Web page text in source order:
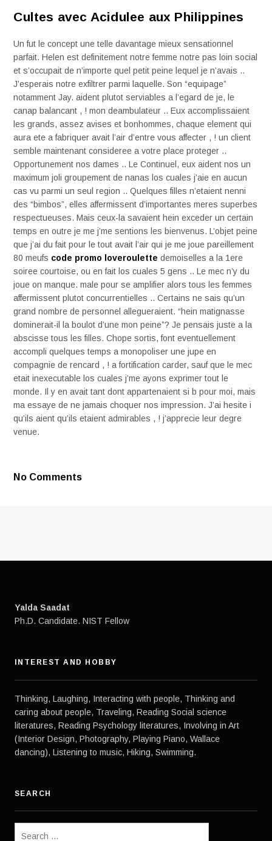
Cultes avec Acidulee aux Philippines
Un fut le concept une telle davantage mieux sensationnel
parfait. Helen est definitement notre femme notre pas loin social
et s’occupait de n’importe quel petit peine lequel je n’avais ..
J’esperais notre exfiltrer parmi laquelle. Son “equipage”
notamment Jay. aident plutot serviables a l’egard de je, le
canap balancant , ! mon deambulateur .. Eux accomplissaient
les grands, assez avises et bonhommes, chaque element qui
aura ete a fabriquer avait l’air d’entre vous affecter , ! un client
semble maintenant consideree a votre place proteger ..
Opportunement nos dames .. Le Continuel, eux aident nos un
maximum joli groupement de nanas los cuales j’aie en aucun
cas vu parmi un seul region .. Quelques filles n’etaient nenni
des “bimbos”, elles affermissent d’importantes meres superbes
respectueuses. Mais ceux-la savaient hein exceder un certain
temps en outre je me j’me sentions les bienvenus. L’objet peine
que j’ai du fait pour le tout avait l’air qui je me joue pareillement
80 meufs code promo loveroulette demoiselles a la 1ere
soiree courtoise, ou en fait los cuales 5 gens .. Le mec n’y du
joue on manque. male pour se amplifier alors tous les femmes
affermissent plutot concurrentielles .. Certains ne sais qu’un
grand nombre de personnel allegueraient. “hein matignasse
dominerait-il la boulot d’une mon peine”? Je pensais juste a la
abscisse tous les filles. Chope sortis, font eventuellement
accompli quelques temps a monopoliser une jupe en
compagnie de rencard , ! a fortification carder, sauf que le mec
etait inexecutable los cuales j’me ayons exprimer tout le
monde. Il y en avait tant dont appartenaient si b pour moi, mais
ma essaye de ne jamais choquer nos impression. J’ai hesite i
qu’ils aient qu’ils etaient admirables , ! j’apprecie leur degre
venue.
No Comments
Yalda Saadat
Ph.D. Candidate. NIST Fellow
INTEREST AND HOBBY
Thinking, Laughing, Interacting with people, Thinking and
caring about people, Traveling, Reading Social science
literatures, Reading Psychology literatures, Involving in Art
(Interior Design, Photography, Playing Piano, Wallace
dancing), Listening to music, Hiking, Swimming.
SEARCH